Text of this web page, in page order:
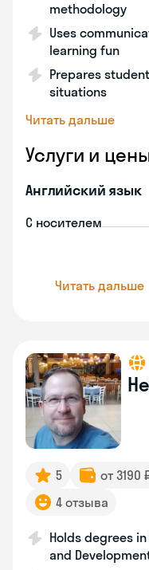
methodology
Uses
learning fun
Prepares
situations
Читать дальше
Услуги и
Английский язык
С носителем
Читать дальше
5 от 3190
4 отзыва
Holds degrees
and